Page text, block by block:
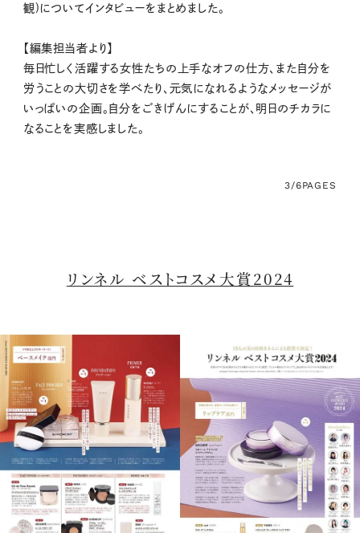
観)についてインタビューをまとめました。
【編集担当者より】
毎日忙しく活躍する女性たちの上手なオフの仕方、また自分を
労うことの大切さを学べたり、元気になれるようなメッセージが
いっぱいの企画。自分をごきげんにすることが、明日のチカラに
なることを実感しました。
3/6PAGES
リンネル ベストコスメ大賞2024